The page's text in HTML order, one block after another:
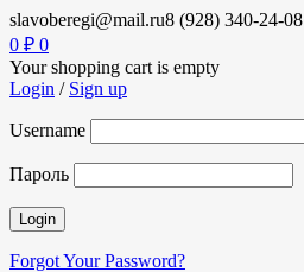
slavoberegi@mail.ru8 (928) 340-24-08
0 ₽ 0
Your shopping cart is empty
Login / Sign up
Username
Пароль
Forgot Your Password?